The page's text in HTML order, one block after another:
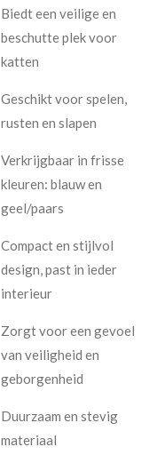
Biedt een veilige en
beschutte plek voor
katten
Geschikt voor spelen,
rusten en slapen
Verkrijgbaar in frisse
kleuren: blauw en
geel/paars
Compact en stijlvol
design, past in ieder
interieur
Zorgt voor een gevoel
van veiligheid en
geborgenheid
Duurzaam en stevig
materiaal